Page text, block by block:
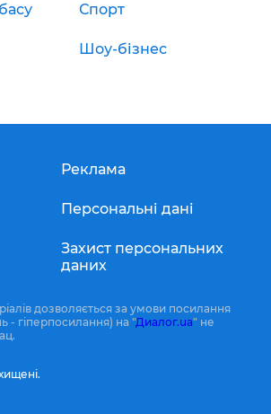
Спорт
Шоу-бізнес
Реклама
Персональні дані
Захист персональних
даних
дозволяється за умови посилання
- гіперпосилання) на "Диалог.ua" не